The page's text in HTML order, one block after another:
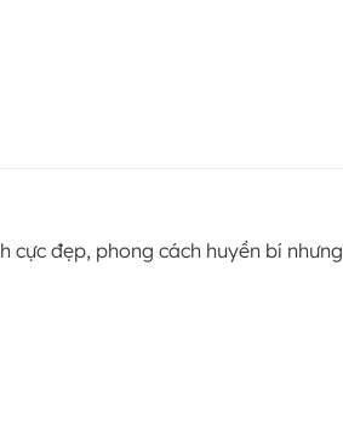
cực đẹp, phong cách huyền bí nhưng